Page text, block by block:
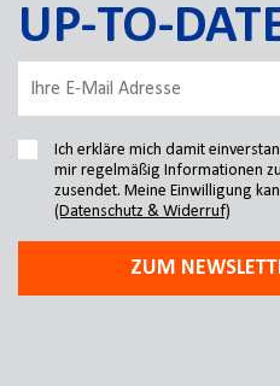
UP-TO-
Ich erkläre mich damit
mir regelmäßig Informationen
zusendet. Meine Einwilligung
(Datenschutz & Widerruf)
ZUM